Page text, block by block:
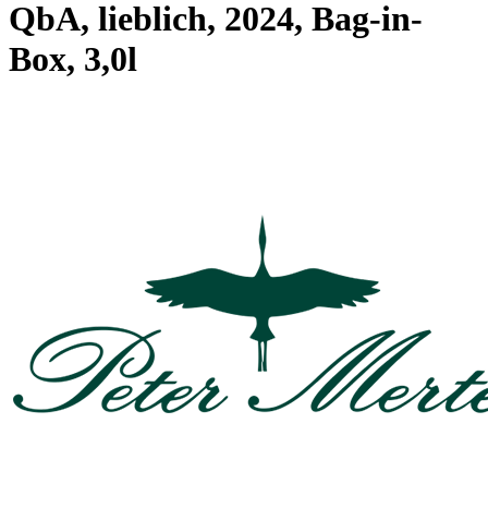
QbA, lieblich, 2024, Bag-in-
Box, 3,0l